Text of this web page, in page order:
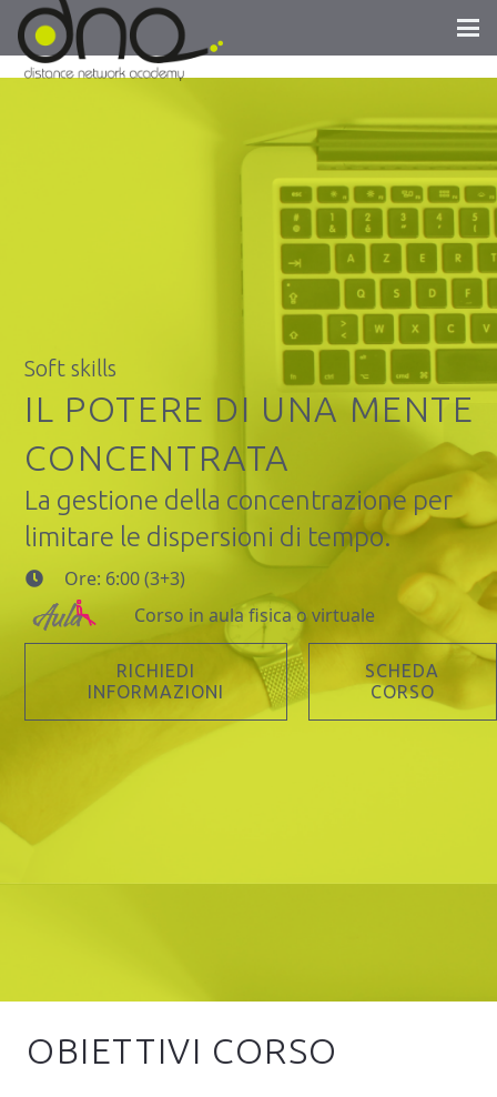
Soft skills
IL POTERE DI UNA MENTE
CONCENTRATA
La gestione della concentrazione per
limitare le dispersioni di tempo.
Ore: 6:00 (3+3)
Corso in aula fisica o virtuale
RICHIEDI
INFORMAZIONI
SCHEDA
CORSO
OBIETTIVI CORSO